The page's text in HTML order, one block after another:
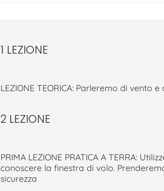
1 LEZIONE
LEZIONE TEORICA: Parleremo di vento
2 LEZIONE
PRIMA LEZIONE PRATICA A TERRA:
conoscere la finestra di volo.
sicurezza